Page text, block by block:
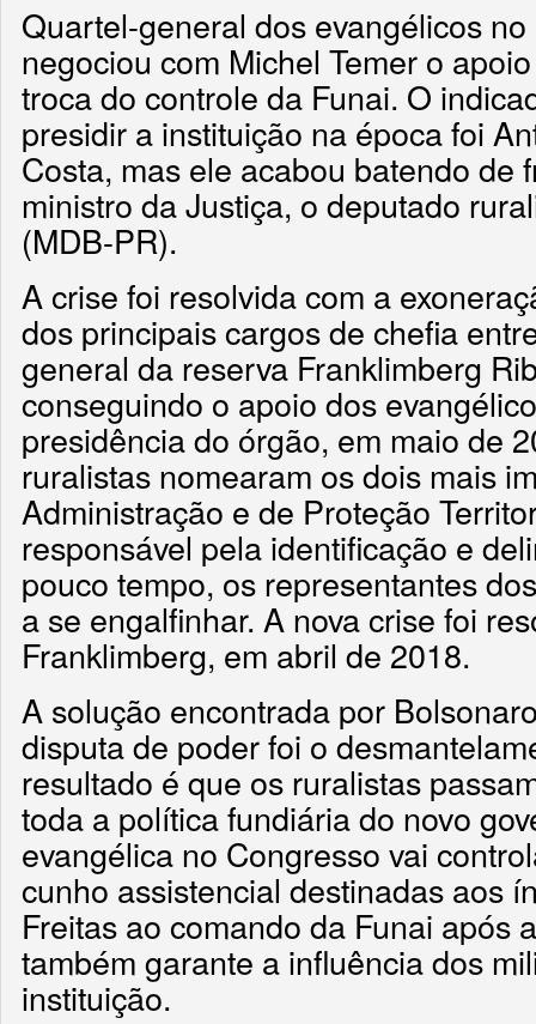
Quartel-general dos evangélicos
negociou com Michel Temer o
troca do controle da Funai. O
presidir a instituição na época foi
Costa, mas ele acabou batendo de
ministro da Justiça, o deputado
(MDB-PR).
A crise foi resolvida com a
dos principais cargos de chefia
general da reserva Franklimberg
conseguindo o apoio dos
presidência do órgão, em maio de
ruralistas nomearam os dois mais
Administração e de Proteção
responsável pela identificação e
pouco tempo, os representantes
a se engalfinhar. A nova crise foi
Franklimberg, em abril de 2018.
A solução encontrada por
disputa de poder foi o
resultado é que os ruralistas
toda a política fundiária do novo
evangélica no Congresso vai
cunho assistencial destinadas aos
Freitas ao comando da Funai após
também garante a influência dos
instituição.